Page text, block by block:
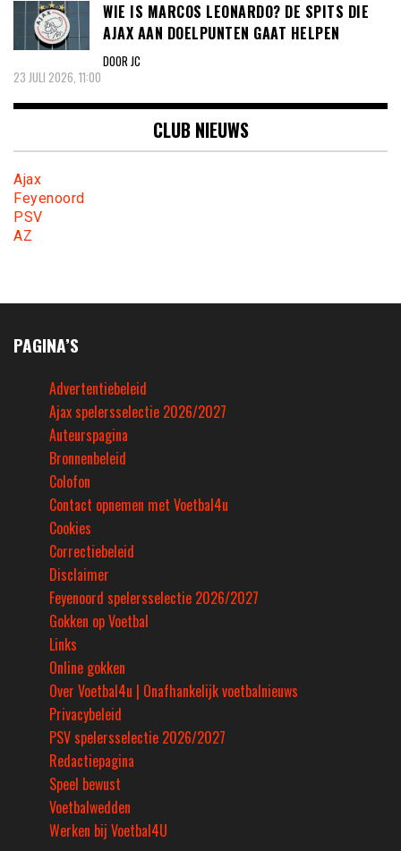
WIE IS MARCOS LEONARDO? DE SPITS DIE
AJAX AAN DOELPUNTEN GAAT HELPEN
DOOR JC
23 JULI 2026, 11:00
CLUB NIEUWS
Ajax
Feyenoord
PSV
AZ
PAGINA’S
Advertentiebeleid
Ajax spelersselectie 2026/2027
Auteurspagina
Bronnenbeleid
Colofon
Contact opnemen met Voetbal4u
Cookies
Correctiebeleid
Disclaimer
Feyenoord spelersselectie 2026/2027
Gokken op Voetbal
Links
Online gokken
Over Voetbal4u | Onafhankelijk voetbalnieuws
Privacybeleid
PSV spelersselectie 2026/2027
Redactiepagina
Speel bewust
Voetbalwedden
Werken bij Voetbal4U